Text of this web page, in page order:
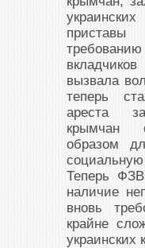
вызвала
теперь
ареста
крымчан
образом
Теперь ФЗВ
наличие
вновь
крайне
украинских